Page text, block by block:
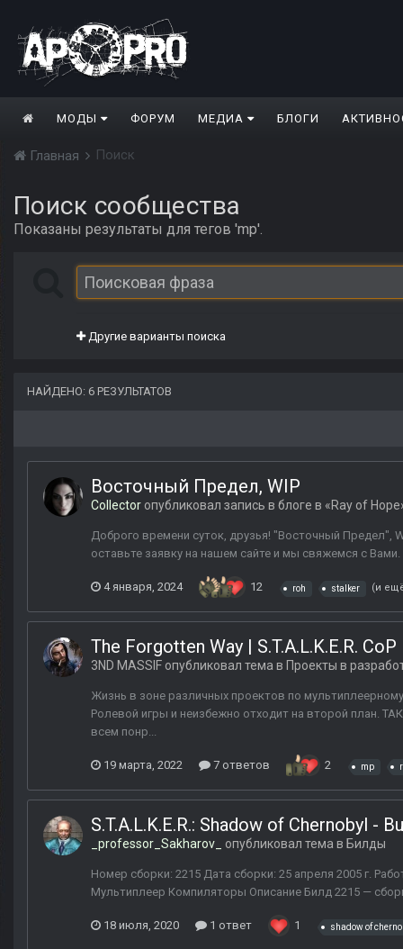
МОДЫ ФОРУМ МЕДИА БЛОГИ
Главная Поиск
Поиск сообщества
Показаны результаты для тегов 'mp'.
Другие варианты поиска
НАЙДЕНО: 6 РЕЗУЛЬТАТОВ
Восточный Предел, WIP
Collector опубликовал запись в блоге в «Ray of
Доброго времени суток, друзья! "Восточный Предел",
оставьте заявку на нашем сайте и мы свяжемся с
4 января, 2024 12 roh stalker (и
The Forgotten Way | S.T.A.L.K.E.R. CoP
3ND MASSIF опубликовал тема в Проекты в
Жизнь в зоне различных проектов по
Ролевой игры и неизбежно отходит на второй план.
всем понр...
19 марта, 2022 7 ответов 2 mp
S.T.A.L.K.E.R.: Shadow of Chernobyl -
_professor_Sakharov_ опубликовал тема в Билды
Номер сборки: 2215 Дата сборки: 25 апреля 2005 г.
Мультиплеер Компиляторы Описание Билд 2215 —
18 июля, 2020 1 ответ 1 shadow of